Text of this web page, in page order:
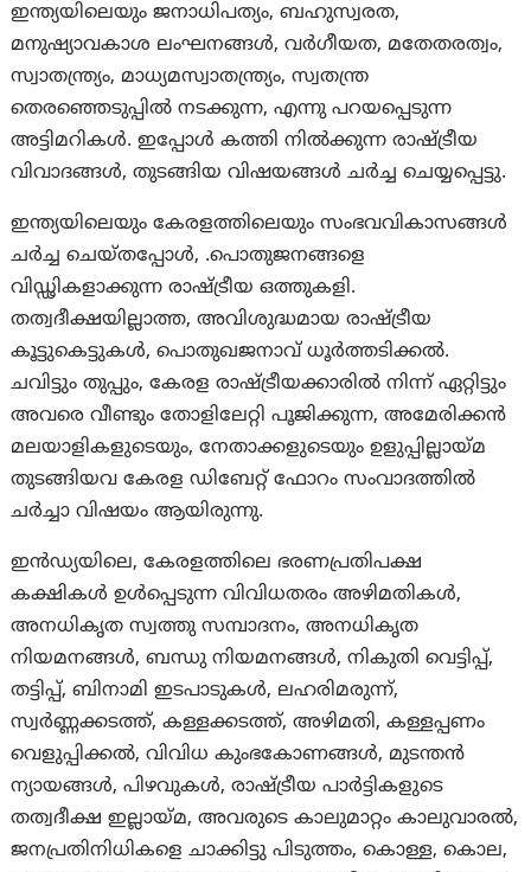
ഇന്ത്യയിലെയും ജനാധിപത്യം, ബഹുസ്വരത,
മനുഷ്യാവകാശ ലംഘനങ്ങൾ, വർഗീയത, മതേതരത്വം,
സ്വാതന്ത്ര്യം, മാധ്യമസ്വാതന്ത്ര്യം, സ്വതന്ത്ര
തെരഞ്ഞെടുപ്പിൽ നടക്കുന്ന, എന്നു പറയപ്പെടുന്ന
അട്ടിമറികൾ. ഇപ്പോൾ കത്തി നിൽക്കുന്ന രാഷ്ട്രീയ
വിവാദങ്ങൾ, തുടങ്ങിയ വിഷയങ്ങൾ ചർച്ച ചെയ്യപ്പെട്ടു.
ഇന്ത്യയിലെയും കേരളത്തിലെയും സംഭവവികാസങ്ങൾ
ചർച്ച ചെയ്തപ്പോൾ, .പൊതുജനങ്ങളെ
വിഡ്ഢികളാക്കുന്ന രാഷ്ട്രീയ ഒത്തുകളി.
തത്വദീക്ഷയില്ലാത്ത, അവിശുദ്ധമായ രാഷ്ട്രീയ
കൂട്ടുകെട്ടുകൾ, പൊതുഖജനാവ് ധൂർത്തടിക്കൽ.
ചവിട്ടും തുപ്പും, കേരള രാഷ്ട്രീയക്കാരിൽ നിന്ന് ഏറ്റിട്ടും
അവരെ വീണ്ടും തോളിലേറ്റി പൂജിക്കുന്ന, അമേരിക്കൻ
മലയാളികളുടെയും, നേതാക്കളുടെയും ഉളുപ്പില്ലായ്മ
തുടങ്ങിയവ കേരള ഡിബേറ്റ് ഫോറം സംവാദത്തിൽ
ചർച്ചാ വിഷയം ആയിരുന്നു.
ഇൻഡ്യയിലെ, കേരളത്തിലെ ഭരണപ്രതിപക്ഷ
കക്ഷികൾ ഉൾപ്പെടുന്ന വിവിധതരം അഴിമതികൾ,
അനധികൃത സ്വത്തു സമ്പാദനം, അനധികൃത
നിയമനങ്ങൾ, ബന്ധു നിയമനങ്ങൾ, നികുതി വെട്ടിപ്പ്,
തട്ടിപ്പ്, ബിനാമി ഇടപാടുകൾ, ലഹരിമരുന്ന്,
സ്വർണ്ണക്കടത്ത്, കള്ളക്കടത്ത്, അഴിമതി, കള്ളപ്പണം
വെളുപ്പിക്കൽ, വിവിധ കുംഭകോണങ്ങൾ, മുടന്തൻ
ന്യായങ്ങൾ, പിഴവുകൾ, രാഷ്ട്രീയ പാർട്ടികളുടെ
തത്വദീക്ഷ ഇല്ലായ്മ, അവരുടെ കാലുമാറ്റം കാലുവാരൽ,
ജനപ്രതിനിധികളെ ചാക്കിട്ടു പിടുത്തം, കൊള്ള, കൊല,